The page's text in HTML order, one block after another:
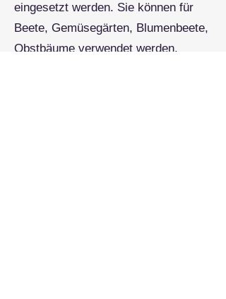
eingesetzt werden. Sie können für
Beete, Gemüsegärten, Blumenbeete,
Obstbäume verwendet werden.